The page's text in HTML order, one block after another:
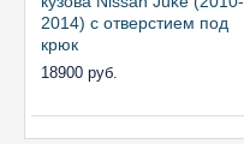
2014) с отверстием под
крюк
18900 руб.